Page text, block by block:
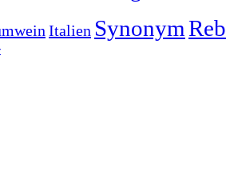
Italien Synonym